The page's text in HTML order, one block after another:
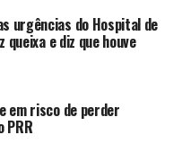
urgências do Hospital de
queixa e diz que houve
em risco de perder
PRR